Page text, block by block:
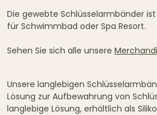
Die gewebte Schlüsselarmbänder
für Schwimmbad oder Spa Resort.
Sehen Sie sich alle unsere
Unsere langlebigen
Lösung zur Aufbewahrung von
langlebige Lösung, erhältlich als